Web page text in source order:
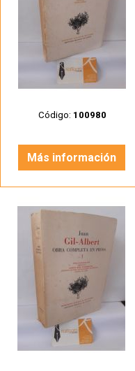
Código: 100980
Más información